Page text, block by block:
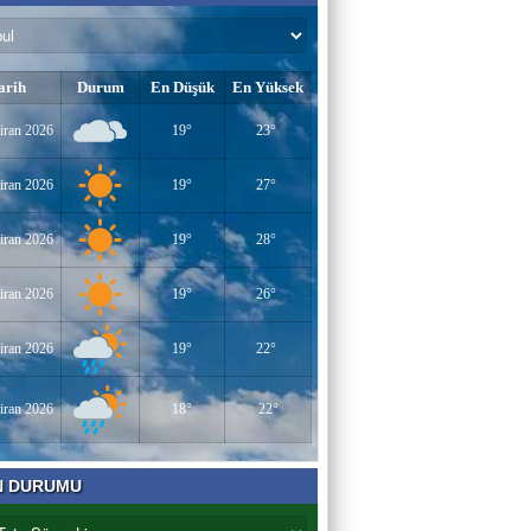
Durum En Düşük En Yüksek
2026 19° 23°
2026 19° 27°
2026 19° 28°
2026 19° 26°
2026 19° 22°
2026 18° 22°
DURUMU